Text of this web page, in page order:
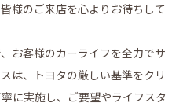
様のご来店を心よりお待ちして
お客様のカーライフを全力でサ
は、トヨタの厳しい基準をクリ
に実施し、ご要望やライフスタ